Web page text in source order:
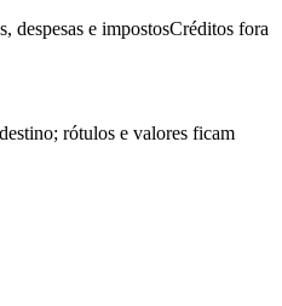
despesas e impostosCréditos fora
rótulos e valores ficam